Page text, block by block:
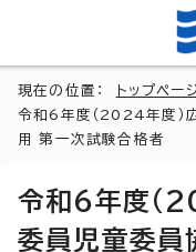
現在の位置： トップペー
令和6年度（2024年度）
用 第一次試験合格者
令和6年度（
委員児童委員